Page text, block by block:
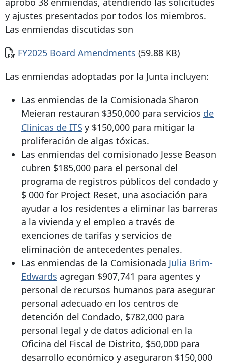
y ajustes presentados por todos los miembros.
Las enmiendas discutidas son
Documento
FY2025 Board Amendments (59.88 KB)
Las enmiendas adoptadas por la Junta incluyen:
Las enmiendas de la Comisionada Sharon
Meieran restauran $350,000 para servicios de
Clínicas de ITS y $150,000 para mitigar la
proliferación de algas tóxicas.
Las enmiendas del comisionado Jesse Beason
cubren $185,000 para el personal del
programa de registros públicos del condado y
$ 000 for Project Reset, una asociación para
ayudar a los residentes a eliminar las barreras
a la vivienda y el empleo a través de
exenciones de tarifas y servicios de
eliminación de antecedentes penales.
Las enmiendas de la Comisionada Julia Brim-
Edwards agregan $907,741 para agentes y
personal de recursos humanos para asegurar
personal adecuado en los centros de
detención del Condado, $782,000 para
personal legal y de datos adicional en la
Oficina del Fiscal de Distrito, $50,000 para
desarrollo económico y aseguraron $150,000